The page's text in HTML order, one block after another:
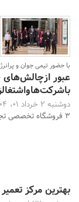
با حضور تیمی جوان و
عبور ازچالش‌های
دوشنبه 2 خرداد 01، 16:04 -
۳ فروشگاه تخصصی تجهیزات، کالای مصرفی و مواد دندانپزشک ...
بهترین مرکز